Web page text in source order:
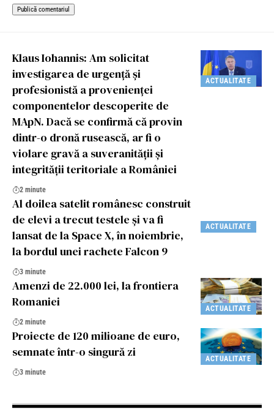
ACTUALITATE
Klaus Iohannis: Am solicitat
investigarea de urgență și
profesionistă a provenienței
componentelor descoperite de
MApN. Dacă se confirmă că provin
dintr-o dronă rusească, ar fi o
violare gravă a suveranității și
integrității teritoriale a României
2 minute
ACTUALITATE
Al doilea satelit românesc construit
de elevi a trecut testele și va fi
lansat de la Space X, în noiembrie,
la bordul unei rachete Falcon 9
3 minute
ACTUALITATE
Amenzi de 22.000 lei, la frontiera
Romaniei
2 minute
ACTUALITATE
Proiecte de 120 milioane de euro,
semnate într-o singură zi
3 minute